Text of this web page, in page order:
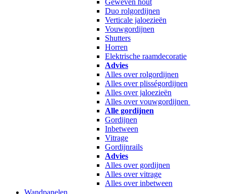
Geweven hout
Duo rolgordijnen
Verticale jaloezieën
Vouwgordijnen
Shutters
Horren
Elektrische raamdecoratie
Advies
Alles over rolgordijnen
Alles over plisségordijnen
Alles over jaloezieën
Alles over vouwgordijnen
Alle gordijnen
Gordijnen
Inbetween
Vitrage
Gordijnrails
Advies
Alles over gordijnen
Alles over vitrage
Alles over inbetween
Wandpanelen